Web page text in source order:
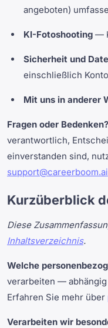
angeboten)
KI-Fotoshooting —
Sicherheit und
einschließlich
Mit uns in anderer
Fragen oder Bedenken?
verantwortlich,
einverstanden sind,
support@careerboom.ai
Kurzüberblick
Diese
Inhaltsverzeichnis.
Welche
verarbeiten —
Erfahren Sie mehr über
Verarbeiten wir